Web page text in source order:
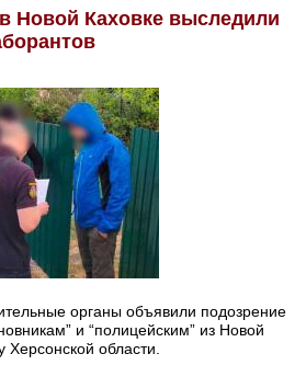
Новой Каховке выследили
органы объявили подозрение
и “полицейским” из Новой
Херсонской области.